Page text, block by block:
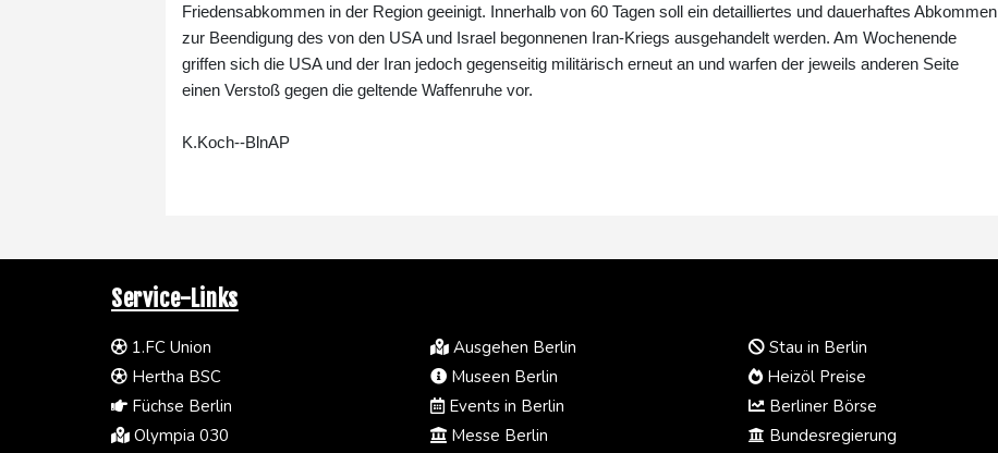
Friedensabkommen in der Region geeinigt. Innerhalb von 60 Tagen soll ein detailliertes und dauerhaftes Abkommen
zur Beendigung des von den USA und Israel begonnenen Iran-Kriegs ausgehandelt werden. Am Wochenende
griffen sich die USA und der Iran jedoch gegenseitig militärisch erneut an und warfen der jeweils anderen Seite
einen Verstoß gegen die geltende Waffenruhe vor.
K.Koch--BlnAP
Service-Links
1.FC Union
Hertha BSC
Füchse Berlin
Olympia 030
Ausgehen Berlin
Museen Berlin
Events in Berlin
Messe Berlin
Stau in Berlin
Heizöl Preise
Berliner Börse
Bundesregierung